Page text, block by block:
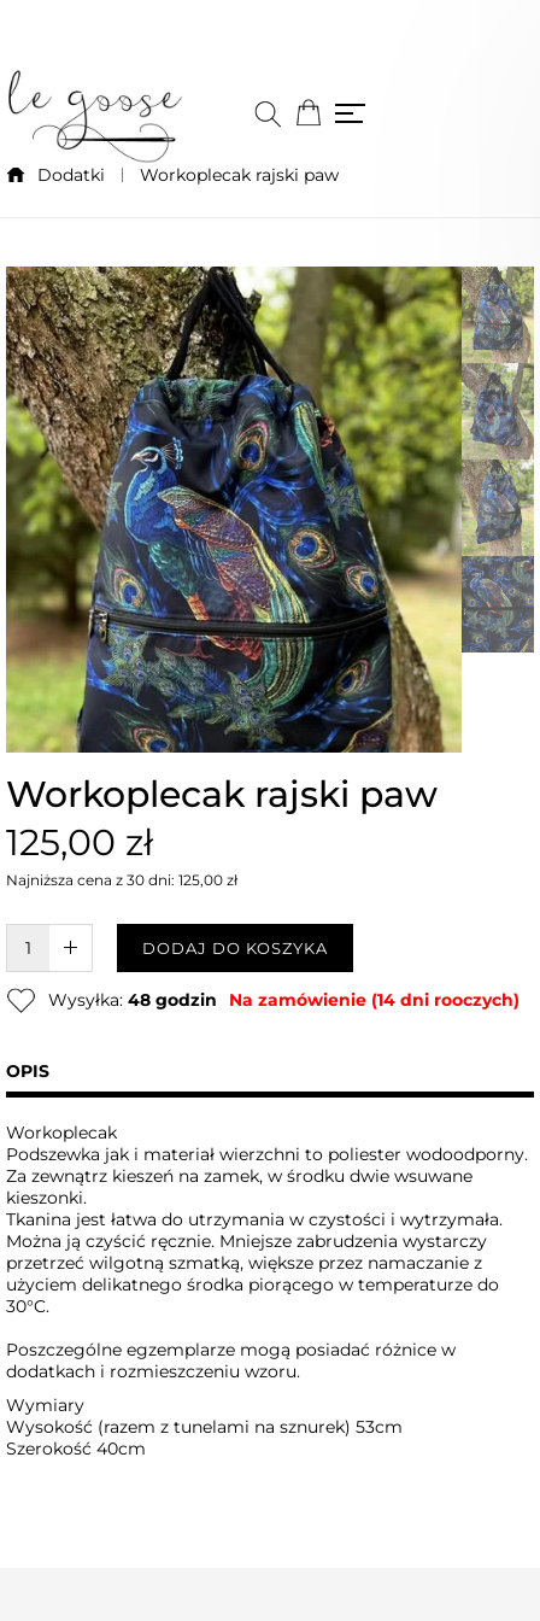
Dodatki Workoplecak rajski paw
Workoplecak rajski paw
125,00 zł
Najniższa cena z 30 dni: 125,00 zł
W KOSZYKU :)DODAJ DO KOSZYKA
Wysyłka: 48 godzin Na zamówienie (14 dni rooczych)
OPIS
Workoplecak
Podszewka jak i materiał wierzchni to poliester wodoodporny.
Za zewnątrz kieszeń na zamek, w środku dwie wsuwane
kieszonki.
Tkanina jest łatwa do utrzymania w czystości i wytrzymała.
Można ją czyścić ręcznie. Mniejsze zabrudzenia wystarczy
przetrzeć wilgotną szmatką, większe przez namaczanie z
użyciem delikatnego środka piorącego w temperaturze do
30°C.
Poszczególne egzemplarze mogą posiadać różnice w
dodatkach i rozmieszczeniu wzoru.
Wymiary
Wysokość (razem z tunelami na sznurek) 53cm
Szerokość 40cm